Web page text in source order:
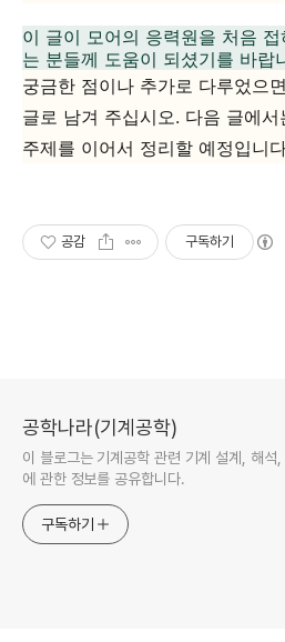
이 글이 모어의 응력원을 처음
는 분들께 도움이 되셨기를 바랍
궁금한 점이나 추가로 다루었으
글로 남겨 주십시오. 다음 글에
주제를 이어서 정리할 예정입니
공감 구독하기
공학나라(기계공학)
이 블로그는 기계공학 관련 기계 설계, 해석
에 관한 정보를 공유합니다.
구독하기